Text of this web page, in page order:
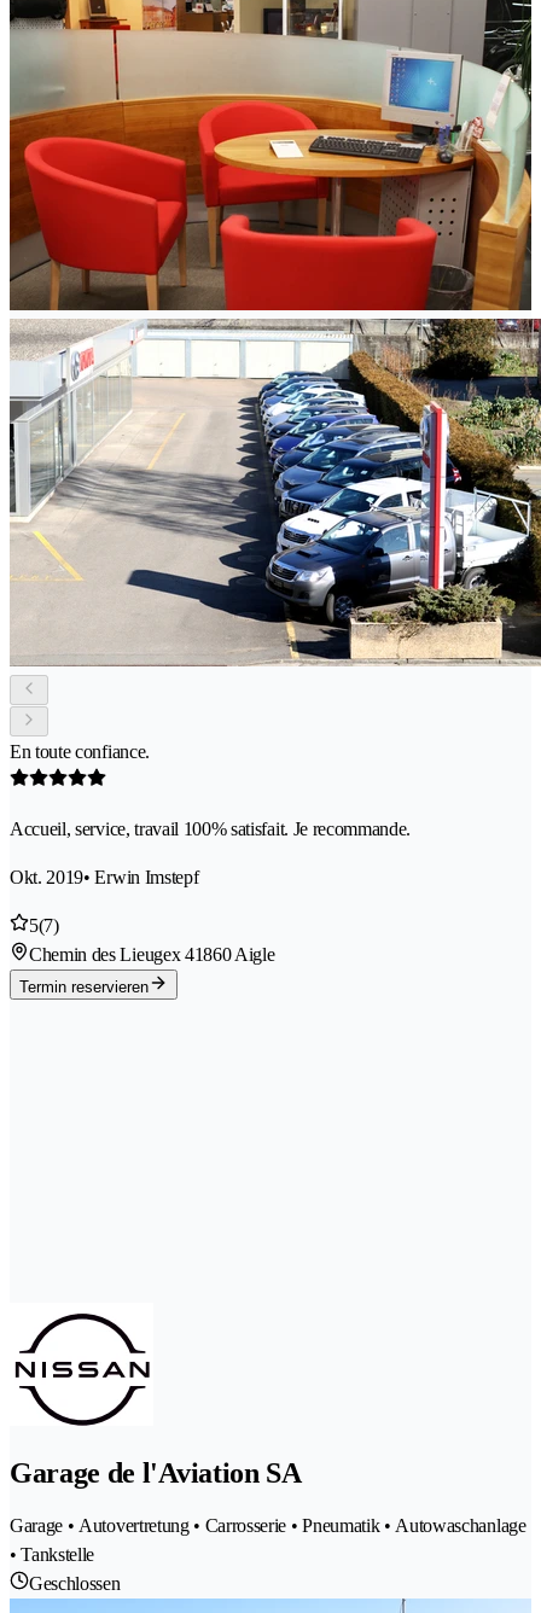
En toute confiance.
Accueil, service, travail 100% satisfait. Je recommande.
Okt. 2019• Erwin Imstepf
5(7)
Chemin des Lieugex 41860 Aigle
Termin reservieren
Garage de l'Aviation SA
Garage • Autovertretung • Carrosserie • Pneumatik • Autowaschanlage
• Tankstelle
Geschlossen